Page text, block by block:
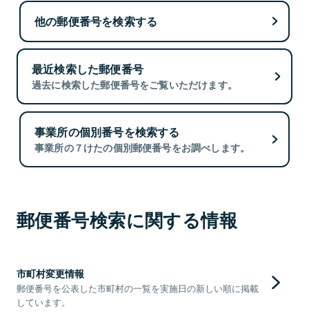
他の郵便番号を検索する
最近検索した郵便番号
過去に検索した郵便番号をご覧いただけます。
事業所の個別番号を検索する
事業所の７けたの個別郵便番号をお調べします。
郵便番号検索に関する情報
市町村変更情報
郵便番号を公表した市町村の一覧を実施日の新しい順に掲載
しています。